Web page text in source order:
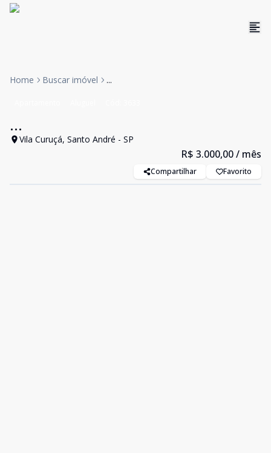
Home Buscar imóvel ...
...
Vila Curuçá, Santo André - SP
R$ 3.000,00/ mês
Compartilhar Favorito